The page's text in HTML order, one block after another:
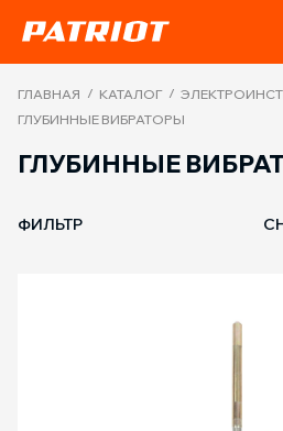
ГЛАВНАЯ / КАТАЛОГ /
ГЛУБИННЫЕ ВИБРАТОРЫ
ГЛУБИННЫЕ
ФИЛЬТР